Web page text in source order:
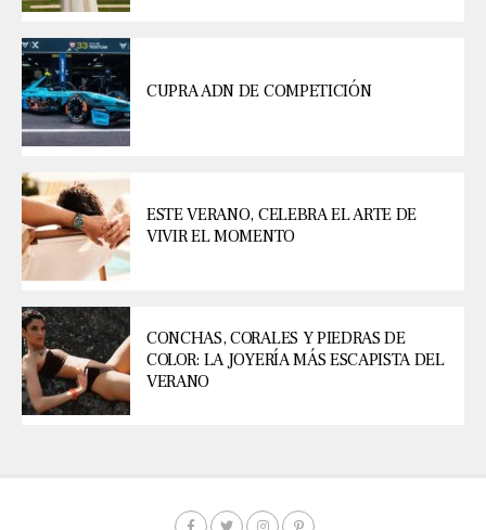
CUPRA ADN DE COMPETICIÓN
ESTE VERANO, CELEBRA EL ARTE DE
VIVIR EL MOMENTO
CONCHAS, CORALES Y PIEDRAS DE
COLOR: LA JOYERÍA MÁS ESCAPISTA DEL
VERANO